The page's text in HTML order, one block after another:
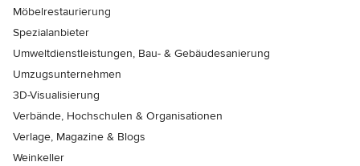
Möbelrestaurierung
Spezialanbieter
Umweltdienstleistungen, Bau- & Gebäudesanierung
Umzugsunternehmen
3D-Visualisierung
Verbände, Hochschulen & Organisationen
Verlage, Magazine & Blogs
Weinkeller